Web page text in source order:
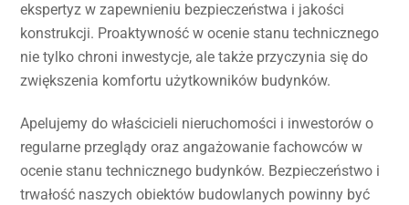
ekspertyz w zapewnieniu bezpieczeństwa i jakości
konstrukcji. Proaktywność w ocenie stanu technicznego
nie tylko chroni inwestycje, ale także przyczynia się do
zwiększenia komfortu użytkowników budynków.
Apelujemy do właścicieli nieruchomości i inwestorów o
regularne przeglądy oraz angażowanie fachowców w
ocenie stanu technicznego budynków. Bezpieczeństwo i
trwałość naszych obiektów budowlanych powinny być